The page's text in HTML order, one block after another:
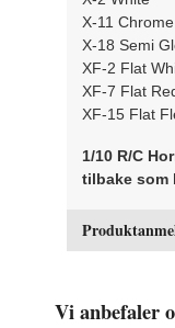
X-11
X-18 Semi
XF-2 Flat
XF-7 Flat
XF-15 Flat
1/10 R/C
tilbake som
Vi anbefaler